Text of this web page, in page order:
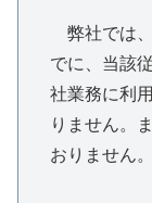
弊社では、
でに、当該
社業務に利
りません。
おりません。